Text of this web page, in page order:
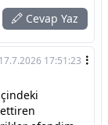
Cevap Yaz
17.7.2026 17:51:23